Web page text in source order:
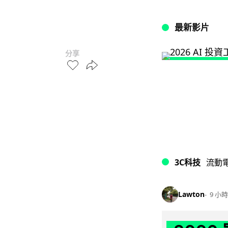
分享
最新影片
3C科技 流動
Lawton 9 小時